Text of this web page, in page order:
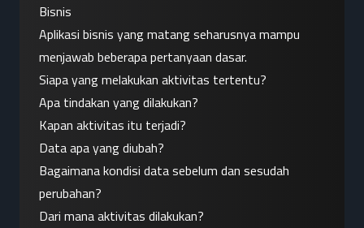
Bisnis
Aplikasi bisnis yang matang seharusnya mampu
menjawab beberapa pertanyaan dasar.
Siapa yang melakukan aktivitas tertentu?
Apa tindakan yang dilakukan?
Kapan aktivitas itu terjadi?
Data apa yang diubah?
Bagaimana kondisi data sebelum dan sesudah
perubahan?
Dari mana aktivitas dilakukan?